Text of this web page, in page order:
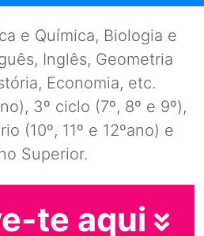
e Química, Biologia e
Inglês, Geometria
Economia, etc.
3º ciclo (7º, 8º e 9º),
(10º, 11º e 12ºano) e
Superior.
te aqui